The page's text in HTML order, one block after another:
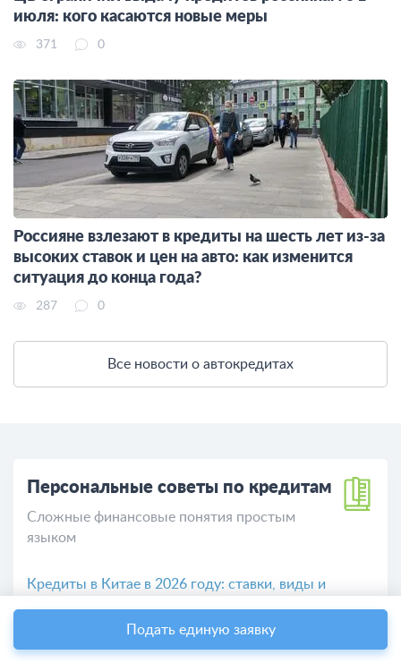
июля: кого касаются новые меры
371 0
Россияне взлезают в кредиты на шесть лет из-за
высоких ставок и цен на авто: как изменится
ситуация до конца года?
287 0
Все новости о автокредитах
Персональные советы по кредитам
Сложные финансовые понятия простым
языком
Кредиты в Китае в 2026 году: ставки, виды и
Как поставить самозапрет на кредит – пошаговый
гайд
Подать единую заявку